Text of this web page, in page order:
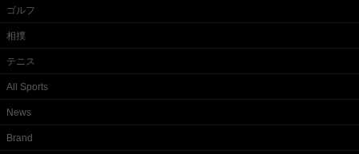
ゴルフ
相撲
テニス
All Sports
News
Brand